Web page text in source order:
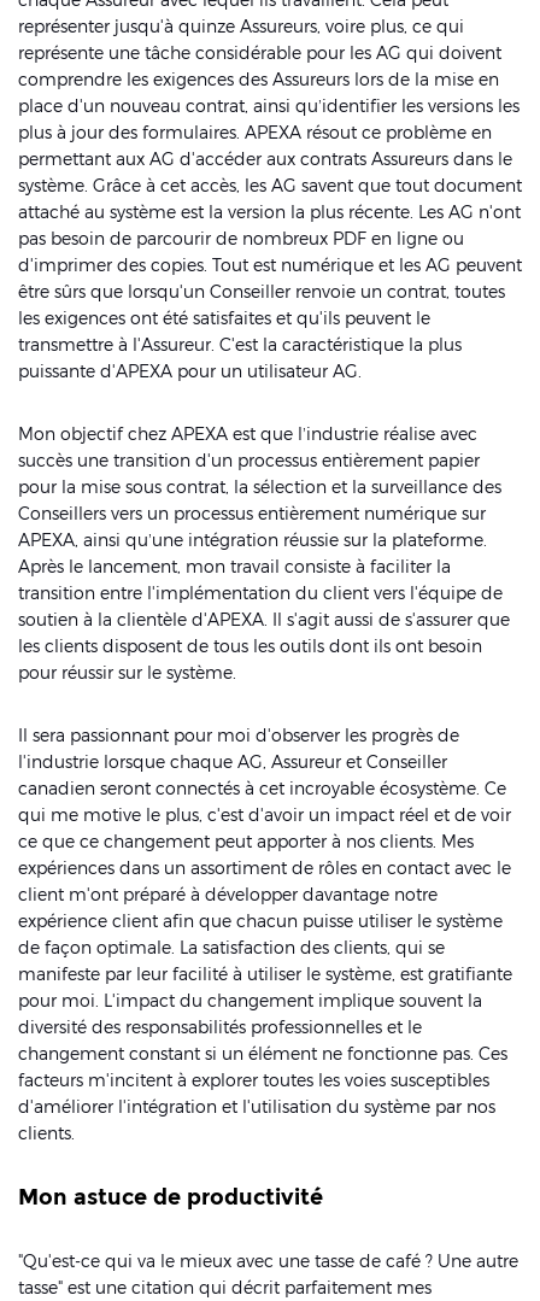
représenter jusqu'à quinze Assureurs, voire plus, ce qui
représente une tâche considérable pour les AG qui doivent
comprendre les exigences des Assureurs lors de la mise en
place d'un nouveau contrat, ainsi qu’identifier les versions les
plus à jour des formulaires. APEXA résout ce problème en
permettant aux AG d'accéder aux contrats Assureurs dans le
système. Grâce à cet accès, les AG savent que tout document
attaché au système est la version la plus récente. Les AG n'ont
pas besoin de parcourir de nombreux PDF en ligne ou
d'imprimer des copies. Tout est numérique et les AG peuvent
être sûrs que lorsqu'un Conseiller renvoie un contrat, toutes
les exigences ont été satisfaites et qu'ils peuvent le
transmettre à l'Assureur. C'est la caractéristique la plus
puissante d'APEXA pour un utilisateur AG.
Mon objectif chez APEXA est que l’industrie réalise avec
succès une transition d'un processus entièrement papier
pour la mise sous contrat, la sélection et la surveillance des
Conseillers vers un processus entièrement numérique sur
APEXA, ainsi qu’une intégration réussie sur la plateforme.
Après le lancement, mon travail consiste à faciliter la
transition entre l'implémentation du client vers l'équipe de
soutien à la clientèle d'APEXA. Il s'agit aussi de s'assurer que
les clients disposent de tous les outils dont ils ont besoin
pour réussir sur le système.
Il sera passionnant pour moi d'observer les progrès de
l'industrie lorsque chaque AG, Assureur et Conseiller
canadien seront connectés à cet incroyable écosystème. Ce
qui me motive le plus, c'est d'avoir un impact réel et de voir
ce que ce changement peut apporter à nos clients. Mes
expériences dans un assortiment de rôles en contact avec le
client m'ont préparé à développer davantage notre
expérience client afin que chacun puisse utiliser le système
de façon optimale. La satisfaction des clients, qui se
manifeste par leur facilité à utiliser le système, est gratifiante
pour moi. L'impact du changement implique souvent la
diversité des responsabilités professionnelles et le
changement constant si un élément ne fonctionne pas. Ces
facteurs m'incitent à explorer toutes les voies susceptibles
d'améliorer l'intégration et l'utilisation du système par nos
clients.
Mon astuce de productivité
"Qu'est-ce qui va le mieux avec une tasse de café ? Une autre
tasse" est une citation qui décrit parfaitement mes